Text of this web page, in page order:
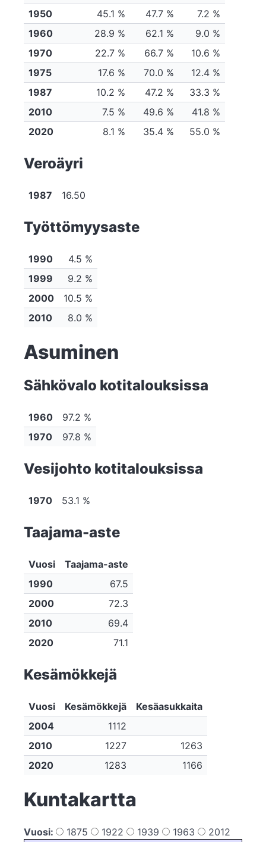
1950 45.1 % 47.7 %
7.2 %
1960
28.9 % 62.1 %
9.0 %
1970
22.7 % 66.7 %
10.6 %
1975
17.6 % 70.0 %
12.4 %
1987
10.2 % 47.2 %
33.3 %
2010
7.5 % 49.6 %
41.8 %
2020
8.1 % 35.4 % 55.0 %
Veroäyri
1987 16.50
Työttömyysaste
1990
4.5 %
1999
9.2 %
2000
10.5 %
2010
8.0 %
Asuminen
Sähkövalo kotitalouksissa
1960
97.2 %
1970
97.8 %
Vesijohto kotitalouksissa
1970 53.1 %
Taajama-aste
Vuosi
Taajama-aste
1990
67.5
2000
72.3
2010
69.4
2020
71.1
Kesämökkejä
Vuosi Kesämökkejä
Kesäasukkaita
2004
1112
2010
1227
1263
2020
1283 1166
Kuntakartta
Vuosi: 1875 1922 1939 1963 2012